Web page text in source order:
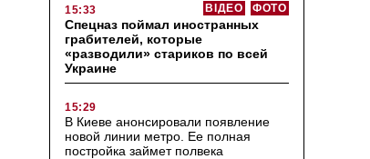
15:33 ФОТО
ВІДЕО
Спецназ поймал иностранных
грабителей, которые
«разводили» стариков по всей
Украине
15:29
В Киеве анонсировали появление
новой линии метро. Ее полная
постройка займет полвека